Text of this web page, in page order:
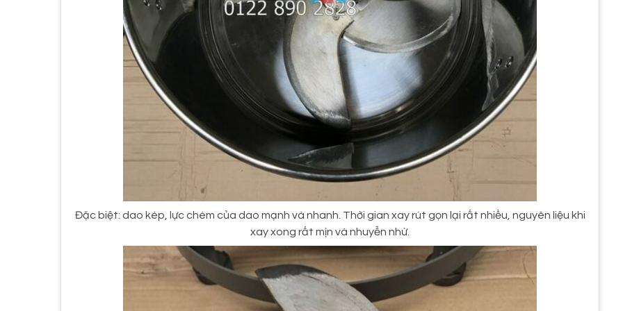
Đặc biệt: dao kép, lực chém của dao mạnh và nhanh. Thời gian xay rút gọn lại rất nhiều, nguyên liệu khi
xay xong rất mịn và nhuyễn nhừ.